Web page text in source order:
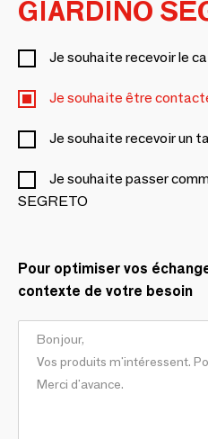
GIARDINO
Je souhaite recevoir le
Je souhaite être
Je souhaite recevoir un
Je souhaite passer
SEGRETO
Pour optimiser vos
contexte de votre besoin